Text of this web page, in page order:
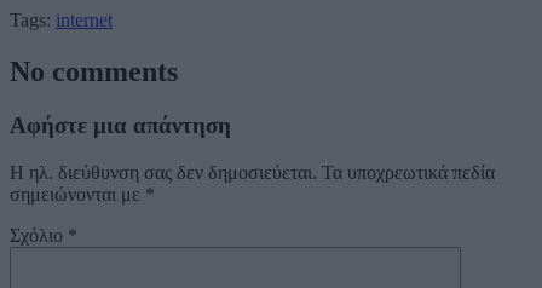
Tags: internet
No comments
Αφήστε μια απάντηση
Η ηλ. διεύθυνση σας δεν δημοσιεύεται. Τα υποχρεωτικά πεδία
σημειώνονται με *
Σχόλιο *